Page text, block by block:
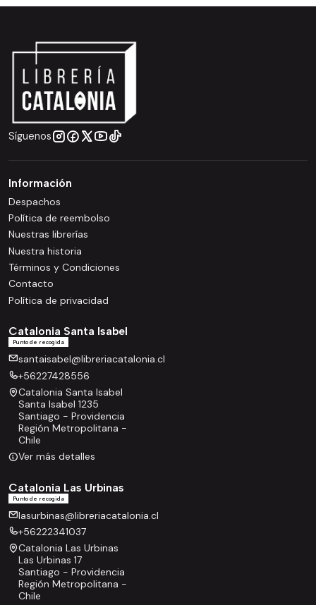
Síguenos
Información
Despachos
Política de reembolso
Nuestras librerías
Nuestra historia
Términos y Condiciones
Contacto
Política de privacidad
Catalonia Santa Isabel
Punto de recogida
santaisabel@libreriacatalonia.cl
+56227428556
Catalonia Santa Isabel
Santa Isabel 1235
Santiago - Providencia
Región Metropolitana -
Chile
Ver más detalles
Catalonia Las Urbinas
Punto de recogida
lasurbinas@libreriacatalonia.cl
+56222341037
Catalonia Las Urbinas
Las Urbinas 17
Santiago - Providencia
Región Metropolitana -
Chile